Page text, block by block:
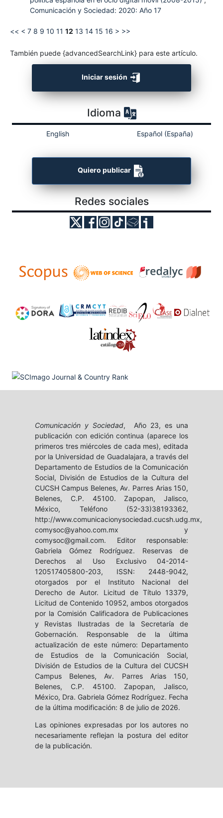
Comunicación y Sociedad: 2020: Año 17
<< < 7 8 9 10 11 12 13 14 15 16 > >>
También puede {advancedSearchLink} para este artículo.
Iniciar sesión
Idioma
English Español (España)
Quiero publicar
Redes sociales
Comunicación y Sociedad, Año 23, es una
publicación con edición continua (aparece los
primeros tres miércoles de cada mes), editada
por la Universidad de Guadalajara, a través del
Departamento de Estudios de la Comunicación
Social, División de Estudios de la Cultura del
CUCSH Campus Belenes, Av. Parres Arias 150,
Belenes, C.P. 45100. Zapopan, Jalisco,
México, Teléfono (52-33)38193362,
http://www.comunicacionysociedad.cucsh.udg.mx,
comysoc@yahoo.com.mx y
comysoc@gmail.com. Editor responsable:
Gabriela Gómez Rodríguez. Reservas de
Derechos al Uso Exclusivo 04-2014-
120517405800-203, ISSN: 2448-9042,
otorgados por el Instituto Nacional del
Derecho de Autor. Licitud de Título 13379,
Licitud de Contenido 10952, ambos otorgados
por la Comisión Calificadora de Publicaciones
y Revistas Ilustradas de la Secretaría de
Gobernación. Responsable de la última
actualización de este número: Departamento
de Estudios de la Comunicación Social,
División de Estudios de la Cultura del CUCSH
Campus Belenes, Av. Parres Arias 150,
Belenes, C.P. 45100. Zapopan, Jalisco,
México, Dra. Gabriela Gómez Rodríguez. Fecha
de la última modificación: 8 de julio de 2026.
Las opiniones expresadas por los autores no
necesariamente reflejan la postura del editor
de la publicación.